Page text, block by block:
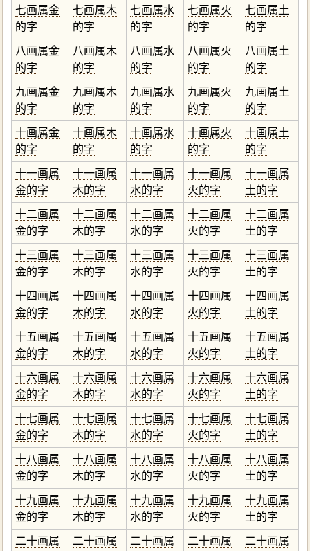
七画属金
的字
七画属木
的字
七画属水
的字
七画属火
的字
七画属土
的字
八画属金
的字
八画属木
的字
八画属水
的字
八画属火
的字
八画属土
的字
九画属金
的字
九画属木
的字
九画属水
的字
九画属火
的字
九画属土
的字
十画属金
的字
十画属木
的字
十画属水
的字
十画属火
的字
十画属土
的字
十一画属
金的字
十一画属
木的字
十一画属
水的字
十一画属
火的字
十一画属
土的字
十二画属
金的字
十二画属
木的字
十二画属
水的字
十二画属
火的字
十二画属
土的字
十三画属
金的字
十三画属
木的字
十三画属
水的字
十三画属
火的字
十三画属
土的字
十四画属
金的字
十四画属
木的字
十四画属
水的字
十四画属
火的字
十四画属
土的字
十五画属
金的字
十五画属
木的字
十五画属
水的字
十五画属
火的字
十五画属
土的字
十六画属
金的字
十六画属
木的字
十六画属
水的字
十六画属
火的字
十六画属
土的字
十七画属
金的字
十七画属
木的字
十七画属
水的字
十七画属
火的字
十七画属
土的字
十八画属
金的字
十八画属
木的字
十八画属
水的字
十八画属
火的字
十八画属
土的字
十九画属
金的字
十九画属
木的字
十九画属
水的字
十九画属
火的字
十九画属
土的字
二十画属
二十画属
二十画属
二十画属
二十画属